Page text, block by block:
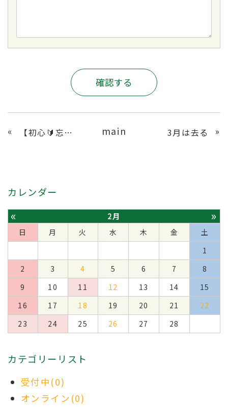
« 【初心🔰忘るべからず】 main 3月は去る »
カレンダー
« 2月 »
日 月 火 水 木 金
土
1
2
3 4 5 6 7
8
9
10 11 12 13 14
15
16
17 18 19 20 21
22
23
24 25 26 27 28
カテゴリーリスト
受付中(0)
オンライン(0)